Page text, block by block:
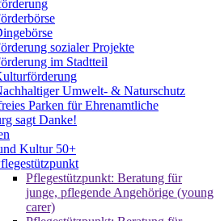
sozialer Projekte
im Stadtteil
Umwelt- & Naturschutz
Parken für Ehrenamtliche
sagt Danke!
Kultur 50+
Pflegestützpunkt: Beratung für
junge, pflegende Angehörige (young
carer)